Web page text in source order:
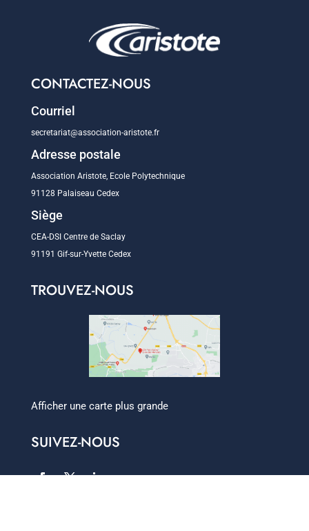
CONTACTEZ-NOUS
Courriel
secretariat@association-aristote.fr
Adresse postale
Association Aristote, Ecole Polytechnique
91128 Palaiseau Cedex
Siège
CEA-DSI Centre de Saclay
91191 Gif-sur-Yvette Cedex
TROUVEZ-NOUS
Afficher une carte plus grande
SUIVEZ-NOUS